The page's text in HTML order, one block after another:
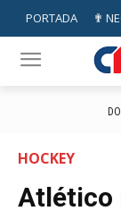
PORTADA ✟
HOCKEY
Atlético